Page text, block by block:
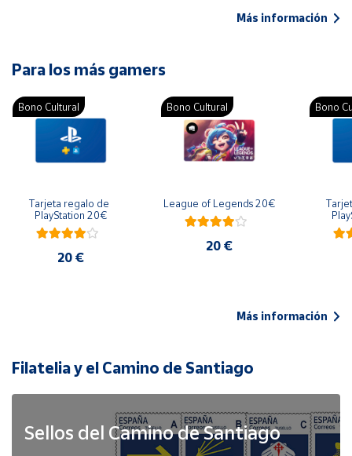
Más información
Para los más gamers
Bono Cultural
Tarjeta regalo de
PlayStation 20€
20 €
Bono Cultural
League of Legends 20€
20 €
Bono
Más información
Filatelia y el Camino de Santiago
Sellos del Camino de Santiago